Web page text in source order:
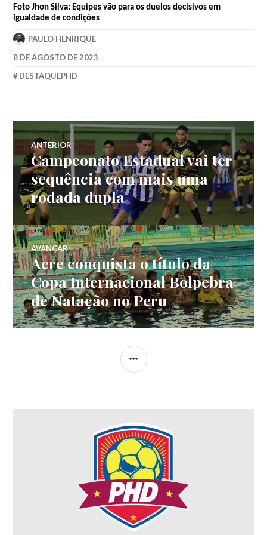
Foto Jhon Silva: Equipes vão para os duelos decisivos em
igualdade de condições
PAULO HENRIQUE
8 DE AGOSTO DE 2023
DESTAQUEPHD
ANTERIOR
Campeonato Estadual vai ter
sequência com mais uma
rodada dupla
AVANÇAR
Acre conquista o título da
Copa Internacional Bolpebra
de Natação no Peru